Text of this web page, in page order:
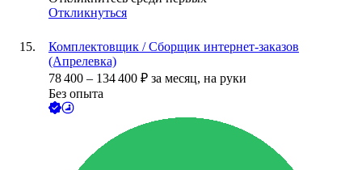
Откликнуться
Комплектовщик / Сборщик интернет-заказов
(Апрелевка)
78 400 – 134 400 ₽ за месяц, на руки
Без опыта